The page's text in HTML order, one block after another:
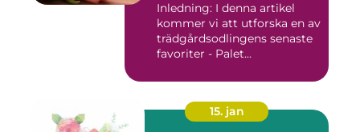
Inledning: I denna artikel
kommer vi att utforska en av
trädgårdsodlingens senaste
favoriter - Palet...
15. jan